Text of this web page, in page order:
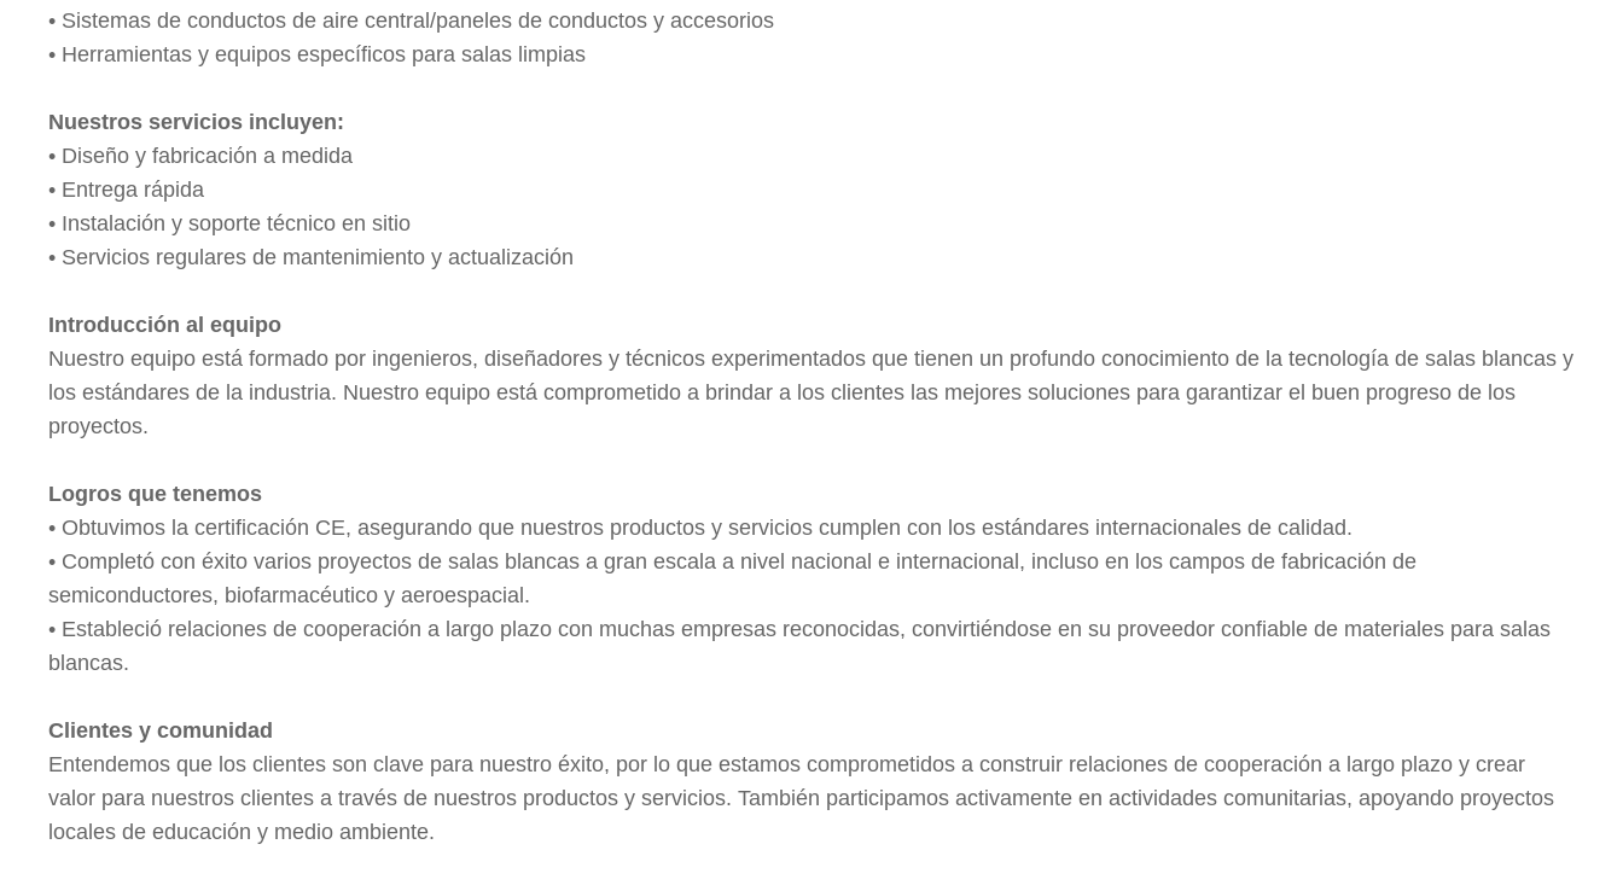
• Sistemas de conductos de aire central/paneles de conductos y accesorios
• Herramientas y equipos específicos para salas limpias
Nuestros servicios incluyen:
• Diseño y fabricación a medida
• Entrega rápida
• Instalación y soporte técnico en sitio
• Servicios regulares de mantenimiento y actualización
Introducción al equipo
Nuestro equipo está formado por ingenieros, diseñadores y técnicos experimentados que tienen un profundo conocimiento de la tecnología de salas blancas y
los estándares de la industria. Nuestro equipo está comprometido a brindar a los clientes las mejores soluciones para garantizar el buen progreso de los
proyectos.
Logros que tenemos
• Obtuvimos la certificación CE, asegurando que nuestros productos y servicios cumplen con los estándares internacionales de calidad.
• Completó con éxito varios proyectos de salas blancas a gran escala a nivel nacional e internacional, incluso en los campos de fabricación de
semiconductores, biofarmacéutico y aeroespacial.
• Estableció relaciones de cooperación a largo plazo con muchas empresas reconocidas, convirtiéndose en su proveedor confiable de materiales para salas
blancas.
Clientes y comunidad
Entendemos que los clientes son clave para nuestro éxito, por lo que estamos comprometidos a construir relaciones de cooperación a largo plazo y crear
valor para nuestros clientes a través de nuestros productos y servicios. También participamos activamente en actividades comunitarias, apoyando proyectos
locales de educación y medio ambiente.